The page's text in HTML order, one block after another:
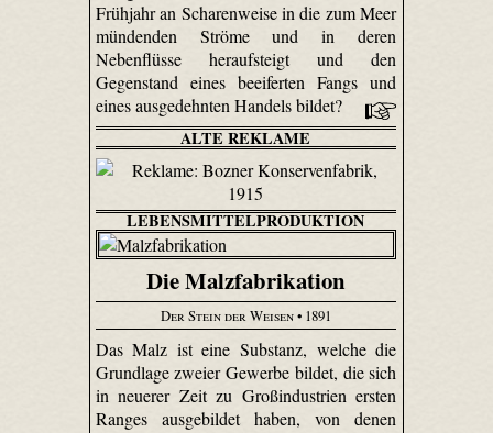
Frühjahr an Scharenweise in die zum Meer
mündenden Ströme und in deren
Nebenflüsse heraufsteigt und den
Gegenstand eines beeiferten Fangs und
eines ausgedehnten Handels bildet?
ALTE REKLAME
LEBENSMITTELPRODUKTION
Die Malzfabrikation
Der Stein der Weisen• 1891
Das Malz ist eine Substanz, welche die
Grundlage zweier Gewerbe bildet, die sich
in neuerer Zeit zu Großindustrien ersten
Ranges ausgebildet haben, von denen